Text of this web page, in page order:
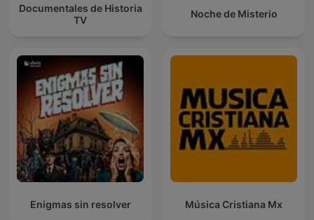
Documentales de Historia
TV
Noche de Misterio
Enigmas sin resolver Música Cristiana Mx